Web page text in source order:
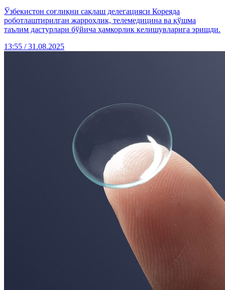
Ўзбекистон соғлиқни сақлаш делегацияси Кореяда
роботлаштирилган жарроҳлик, телемедицина ва қўшма
таълим дастурлари бўйича ҳамкорлик келишувларига эришди.
13:55 / 31.08.2025